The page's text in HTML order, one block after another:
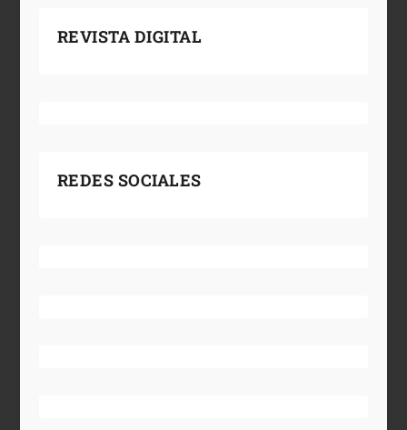
REVISTA DIGITAL
REDES SOCIALES